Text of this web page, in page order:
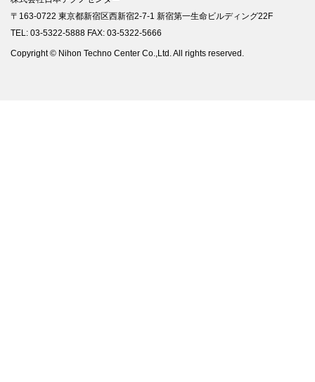
〒163-0722 東京都新宿区西新宿2-7-1 新宿第一生命ビルディング22F
TEL: 03-5322-5888 FAX: 03-5322-5666
Copyright © Nihon Techno Center Co.,Ltd. All rights reserved.